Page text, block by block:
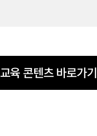
교육 콘텐츠 바로가기